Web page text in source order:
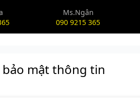
Ms.Ngân
090 9215 365
bảo mật thông tin